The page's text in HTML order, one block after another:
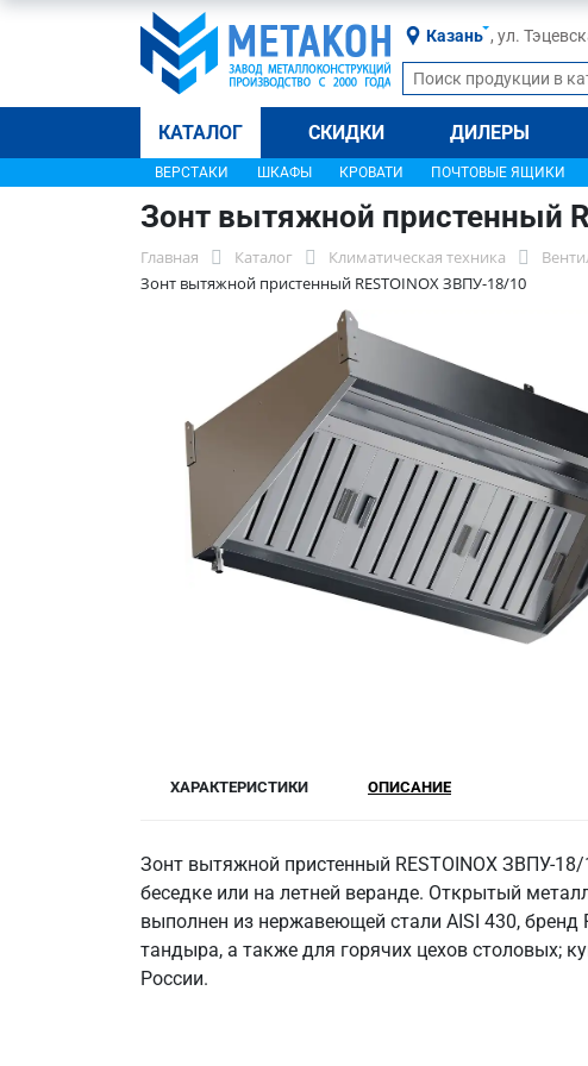
Казань , ул.
КАТАЛОГ СКИДКИ ДИЛЕРЫ
ВЕРСТАКИ ШКАФЫ КРОВАТИ ПОЧТОВЫЕ ЯЩИКИ
Зонт вытяжной пристенный
Главная Каталог Климатическая техника
Зонт вытяжной пристенный RESTOINOX ЗВПУ-18/10
ХАРАКТЕРИСТИКИ ОПИСАНИЕ
Зонт вытяжной пристенный RESTOINOX ЗВПУ-
беседке или на летней веранде. Открытый
выполнен из нержавеющей стали AISI 430,
тандыра, а также для горячих цехов столовых;
России.